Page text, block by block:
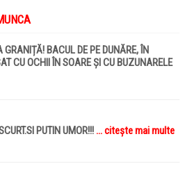
BACUL DE PE DUNĂRE, ÎN
CU OCHII ÎN SOARE ȘI CU BUZUNARELE
PUTIN UMOR!!!... citește mai multe